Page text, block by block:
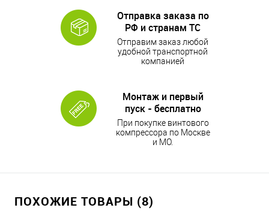
Отправка заказа по
РФ и странам ТС
Отправим заказ любой
удобной транспортной
компанией
Монтаж и первый
пуск - бесплатно
При покупке винтового
компрессора по Москве
и МО.
ПОХОЖИЕ ТОВАРЫ (8)